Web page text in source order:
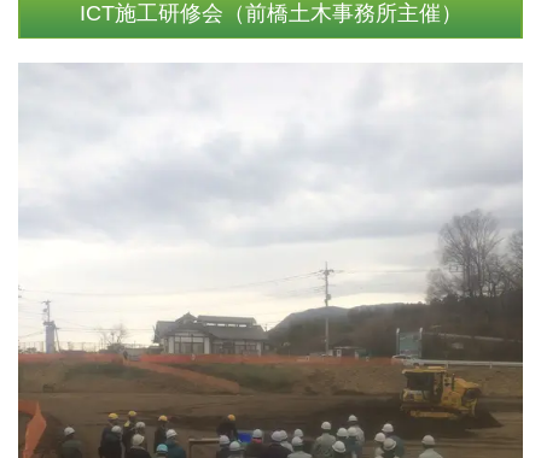
ICT施工研修会（前橋土木事務所主催）